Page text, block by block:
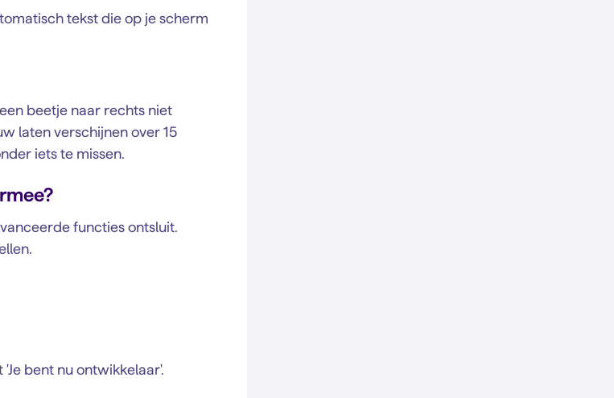
tekst die op je scherm
beetje naar rechts niet
laten verschijnen over 15
iets te missen.
functies ontsluit.
bent nu ontwikkelaar'.